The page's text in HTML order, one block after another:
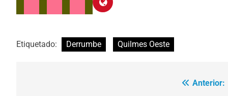
Etiquetado: Derrumbe Quilmes Oeste
Anterior: